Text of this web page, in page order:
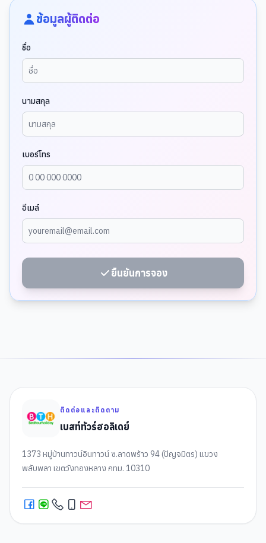
ข้อมูลผู้ติดต่อ
ชื่อ
นามสกุล
เบอร์โทร
อีเมล์
ยืนยันการจอง
ติดต่อและติดตาม
เบสท์ทัวร์ฮอลิเดย์
1373 หมู่บ้านทาวน์อินทาวน์ ซ.ลาดพร้าว 94 (ปัญจมิตร) แขวง
พลับพลา เขตวังทองหลาง กทม. 10310